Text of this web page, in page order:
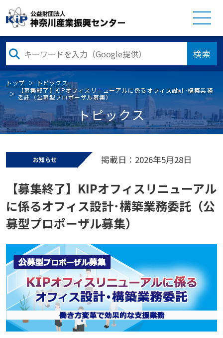
検索
トップ
トピックス
【募集終了】KIPオフィスリニューアルに係るオフィス設計･構築業務
委託（公募型プロポーザル募集）
トピックス
お知らせ 掲載日：2026年5月28日
【募集終了】KIPオフィスリニューアル
に係るオフィス設計･構築業務委託（公
募型プロポーザル募集）